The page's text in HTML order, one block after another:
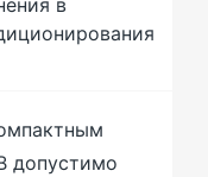
допустимо